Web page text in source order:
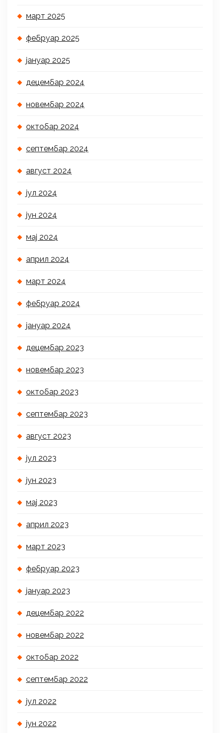
март 2025
фебруар 2025
јануар 2025
децембар 2024
новембар 2024
октобар 2024
септембар 2024
август 2024
јул 2024
јун 2024
мај 2024
април 2024
март 2024
фебруар 2024
јануар 2024
децембар 2023
новембар 2023
октобар 2023
септембар 2023
август 2023
јул 2023
јун 2023
мај 2023
април 2023
март 2023
фебруар 2023
јануар 2023
децембар 2022
новембар 2022
октобар 2022
септембар 2022
јул 2022
јун 2022